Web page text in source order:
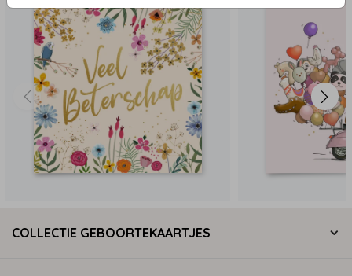
COLLECTIE GEBOORTEKAARTJES